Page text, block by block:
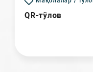
QR-тўлов